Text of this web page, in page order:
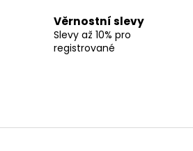
Věrnostní slevy
Slevy až 10% pro
registrované